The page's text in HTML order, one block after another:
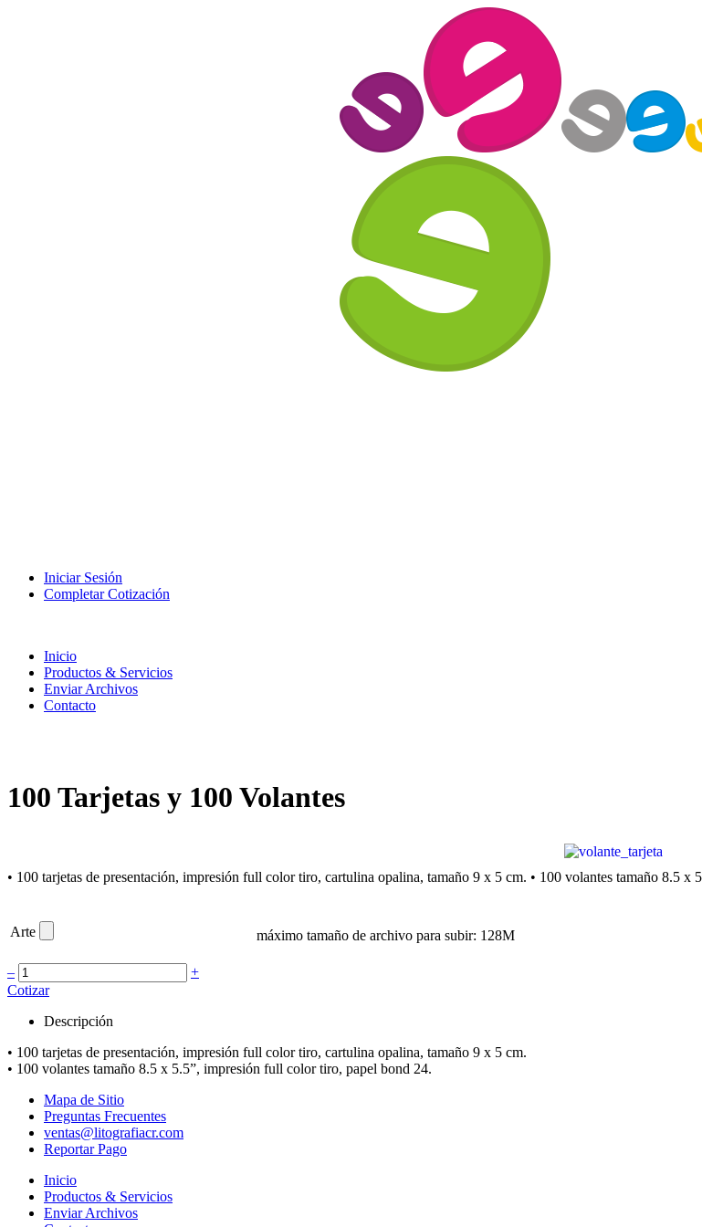
Iniciar Sesión
Completar Cotización
Inicio
Productos & Servicios
Enviar Archivos
Contacto
100 Tarjetas y 100 Volantes
• 100 tarjetas de presentación, impresión full color tiro, cartulina opalina, tamaño 9 x 5 cm. • 100 volantes tamaño 8.5
Arte máximo tamaño de archivo para subir: 128M
–
+
Cotizar
Descripción
• 100 tarjetas de presentación, impresión full color tiro, cartulina opalina, tamaño 9 x 5 cm.
• 100 volantes tamaño 8.5 x 5.5”, impresión full color tiro, papel bond 24.
Mapa de Sitio
Preguntas Frecuentes
ventas@litografiacr.com
Reportar Pago
Inicio
Productos & Servicios
Enviar Archivos